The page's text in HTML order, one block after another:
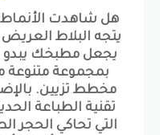
هل شاهدت الأنماط
يتجه البلاط
يجعل مطبخك يبدو
بمجموعة متنوعة
مخطط تزيين.
تقنية الطباعة
التي تحاكي الحجر